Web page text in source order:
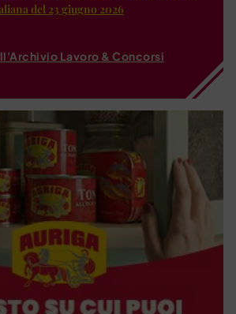
del 23 giugno 2026
Lavoro & Concorsi